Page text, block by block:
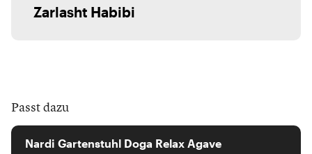
Zarlasht Habibi
Passt dazu
Nardi Gartenstuhl Doga Relax Agave